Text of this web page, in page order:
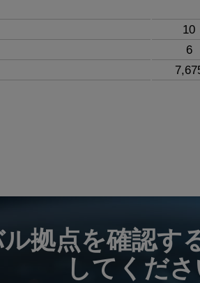
10
6
拠点を確認す
してくださ